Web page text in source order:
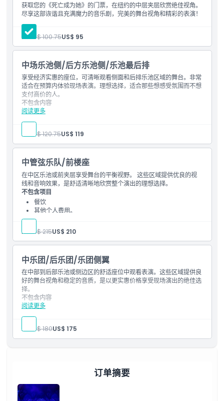
亮点
包含项
儿童成人政策
排除项
营业时间
需要了解的事项
位置
如何到达那里
取消政策
获取您的《死亡成为她》的门票，在纽约的中层夹层欣赏绝佳视角。
尽享这部诙谐且充满魔力的音乐剧，完美的舞台视角和精彩的表演！
人:US$ 100.75US$ 95
中场乐池侧/后方乐池侧/乐池最后排
享受经济实惠的座位，可清晰观看侧面和后排乐池区域的舞台。非常
适合在预算内体验现场表演。理想选择，适合那些想感受氛围而不想
支付高价的人。
阅读更多
不包含内容
餐饮
其他个人开支。
包含内容
一张中间乐池侧面/后排乐池侧面/最后几排乐池《死亡赐福》
（Death Becomes Her）门票
现场娱乐税和手续费。
人: US$ 120.75US$ 119
中管弦乐队/前楼座
在中区乐池或前夹层享受舞台的平衡视野。 这些区域提供优良的视
线和音响效果，是舒适清晰地欣赏整个演出的理想选择。
不包含项目
餐饮
其他个人费用。
包含项目
一张《死亡恋曲》中区乐池/前夹层门票
现场娱乐税和处理费用。
人:US$ 215US$ 210
中乐团/后乐团/乐团侧翼
在中部到后部乐池或侧边区的舒适座位中观看表演。这些区域提供良
好的舞台视角和稳定的音质，是以更实惠价格享受现场演出的绝佳选
择。
阅读更多
不包含内容
餐饮
其他个人费用。
包含内容
一张中部乐池/后部乐池/乐池侧边《死亡成为她》门票
人: US$ 180US$ 175
订单摘要